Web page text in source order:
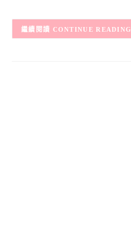
CONTINUE READING